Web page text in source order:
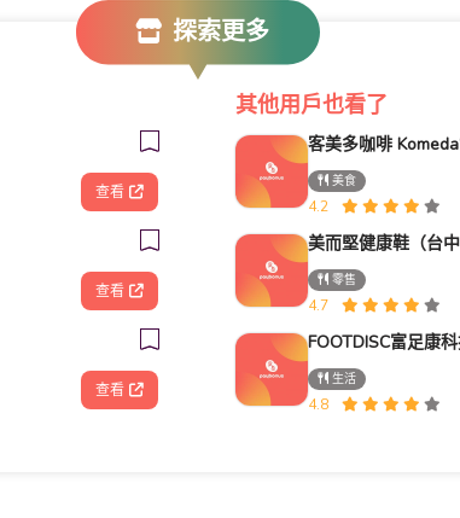
探索更多
查看
查看
查看
其他用戶也看了
美食
4.2
美而堅健康鞋（台中
零售
4.7
生活
4.8